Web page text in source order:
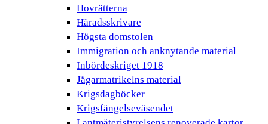
Hovrätterna
Häradsskrivare
Högsta domstolen
Immigration och anknytande material
Inbördeskriget 1918
Jägarmatrikelns material
Krigsdagböcker
Krigsfängelseväsendet